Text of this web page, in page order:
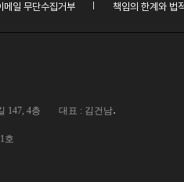
메일 무단수집거부 책임의 한계와 법
147, 4층 대표 : 김건남.
호